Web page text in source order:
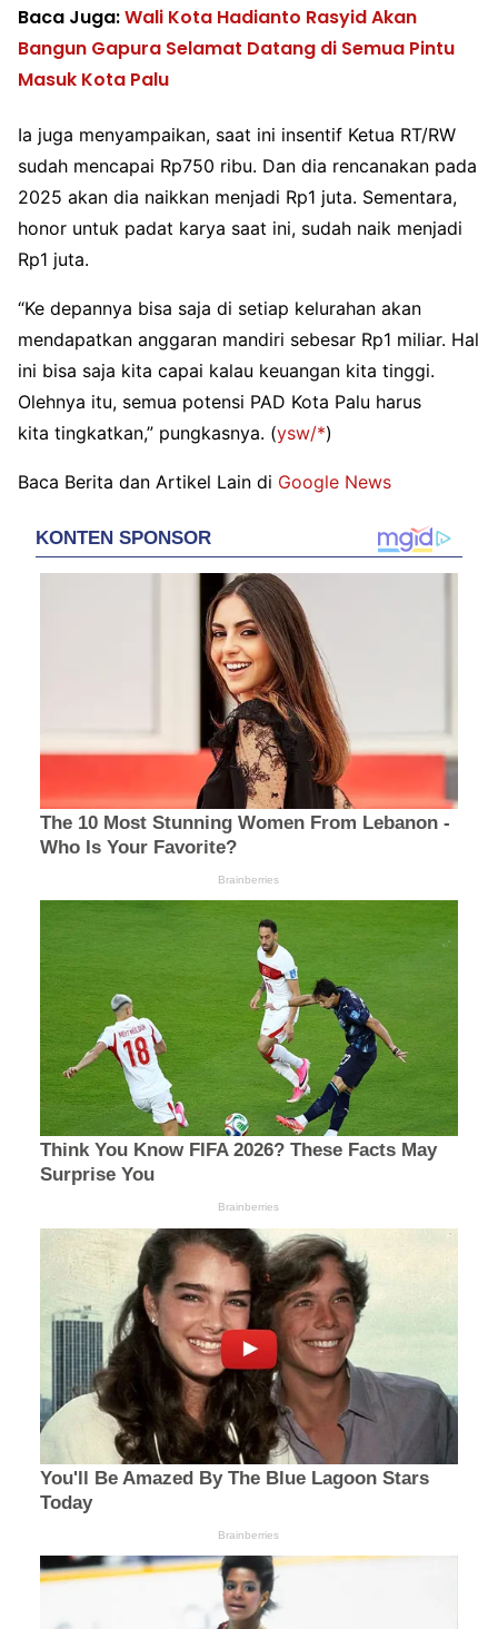
Baca Juga:Wali Kota Hadianto Rasyid Akan
Bangun Gapura Selamat Datang di Semua Pintu
Masuk Kota Palu
Ia juga menyampaikan, saat ini insentif Ketua RT/RW
sudah mencapai Rp750 ribu. Dan dia rencanakan pada
2025 akan dia naikkan menjadi Rp1 juta. Sementara,
honor untuk padat karya saat ini, sudah naik menjadi
Rp1 juta.
“Ke depannya bisa saja di setiap kelurahan akan
mendapatkan anggaran mandiri sebesar Rp1 miliar. Hal
ini bisa saja kita capai kalau keuangan kita tinggi.
Olehnya itu, semua potensi PAD Kota Palu harus
kita tingkatkan,” pungkasnya. (ysw/*)
Baca Berita dan Artikel Lain di Google News